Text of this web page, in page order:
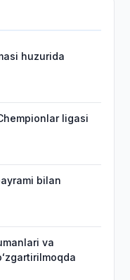
huzurida
ligasi
bilan
va